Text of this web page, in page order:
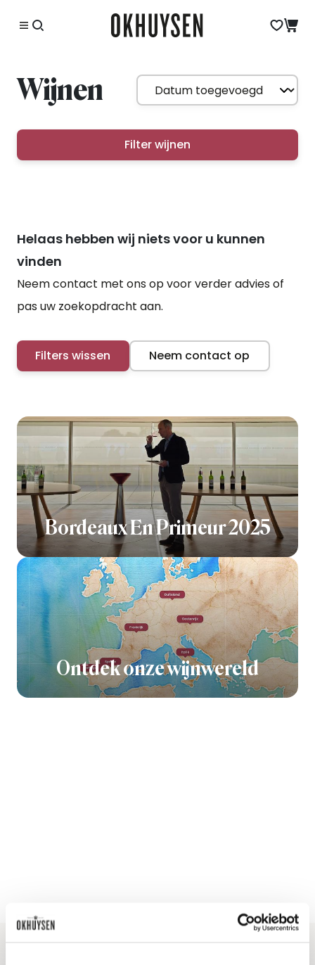
Wijnen
Filter wijnen
Helaas hebben wij niets voor u kunnen
vinden
Neem contact met ons op voor verder advies of
pas uw zoekopdracht aan.
Filters wissen Neem contact op
Bordeaux En Primeur 2025
Ontdek onze wijnwereld